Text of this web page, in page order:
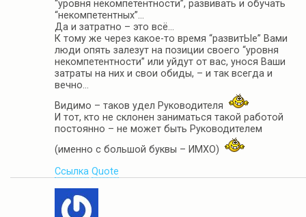
“уровня некомпетентности”, развивать и обучать
“некомпетентных”…
Да и затратно – это всё…
К тому же через какое-то время “развитЫе” Вами
люди опять залезут на позиции своего “уровня
некомпетентности” или уйдут от вас, унося Ваши
затраты на них и свои обиды, – и так всегда и
вечно…
Видимо – таков удел Руководителя
И тот, кто не склонен заниматься такой работой
постоянно – не может быть Руководителем
(именно с большой буквы – ИМХО)
Ссылка Quote